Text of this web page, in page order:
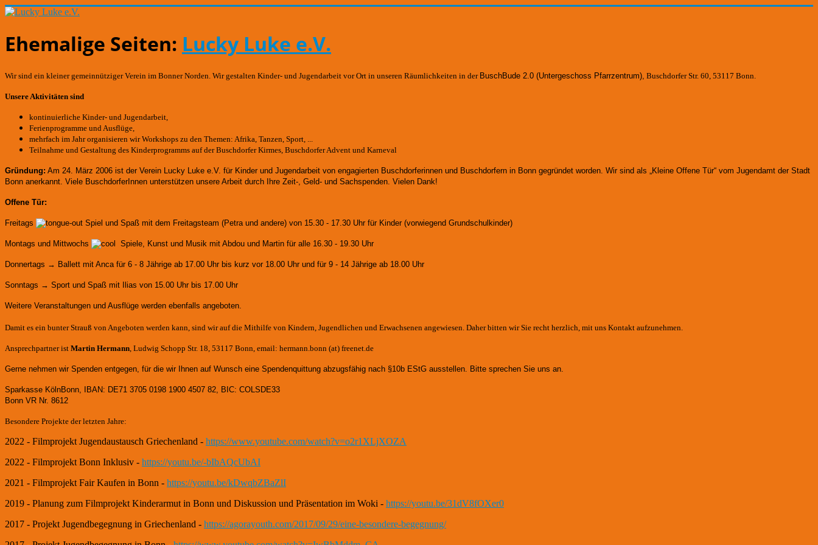
Ehemalige Seiten: Lucky Luke e.V.
Wir sind ein kleiner gemeinnütziger Verein im Bonner Norden. Wir gestalten Kinder- und Jugendarbeit vor Ort in unseren Räumlichkeiten in der BuschBude 2.0 (Untergeschoss Pfarrzentrum) Buschdorfer Str. 60, 53117 Bonn.
Unsere Aktivitäten sind
kontinuierliche Kinder- und Jugendarbeit,
Ferienprogramme und Ausflüge,
mehrfach im Jahr organisieren wir Workshops zu den Themen: Afrika, Tanzen, Sport, ...
Teilnahme und Gestaltung des Kinderprogramms auf der Buschdorfer Kirmes, Buschdorfer Advent und Karneval
Gründung: Am 24. März 2006 ist der Verein Lucky Luke e.V. für Kinder und Jugendarbeit von engagierten Buschdorferinnen und Buschdorfern in Bonn gegründet worden. Wir sind als „Kleine Offene Tür“ vom Jugendamt der Stadt
Bonn anerkannt. Viele BuschdorferInnen unterstützen unsere Arbeit durch Ihre Zeit-, Geld- und Sachspenden. Vielen Dank!
Offene Tür:
Freitags Spiel und Spaß mit dem Freitagsteam (Petra und andere) von 15.30 - 17.30 Uhr für Kinder (vorwiegend Grundschulkinder)
Montags und Mittwochs Spiele, Kunst und Musik mit Abdou und Martin für alle 16.30 - 19.30 Uhr
Donnertags → Ballett mit Anca für 6 - 8 Jährige ab 17.00 Uhr bis kurz vor 18.00 Uhr und für 9 - 14 Jährige ab 18.00 Uhr
Sonntags → Sport und Spaß mit Ilias von 15.00 Uhr bis 17.00 Uhr
Weitere Veranstaltungen und Ausflüge werden ebenfalls angeboten.
Damit es ein bunter Strauß von Angeboten werden kann, sind wir auf die Mithilfe von Kindern, Jugendlichen und Erwachsenen angewiesen. Daher bitten wir Sie recht herzlich, mit uns Kontakt aufzunehmen.
Ansprechpartner ist Martin Hermann , Ludwig Schopp Str. 18, 53117 Bonn, email: hermann.bonn (at) freenet.de
Gerne nehmen wir Spenden entgegen, für die wir Ihnen auf Wunsch eine Spendenquittung abzugsfähig nach §10b EStG ausstellen. Bitte sprechen Sie uns an.
Sparkasse KölnBonn, IBAN: DE71 3705 0198 1900 4507 82, BIC: COLSDE33
Bonn VR Nr. 8612
Besondere Projekte der letzten Jahre:
2022 - Filmprojekt Jugendaustausch Griechenland - https://www.youtube.com/watch?v=o2r1XLjXOZA
2022 - Filmprojekt Bonn Inklusiv - https://youtu.be/-bIbAQcUbAI
2021 - Filmprojekt Fair Kaufen in Bonn - https://youtu.be/kDwqbZBaZlI
2019 - Planung zum Filmprojekt Kinderarmut in Bonn und Diskussion und Präsentation im Woki - https://youtu.be/31dV8fOXer0
2017 - Projekt Jugendbegegnung in Griechenland - https://agorayouth.com/2017/09/29/eine-besondere-begegnung/